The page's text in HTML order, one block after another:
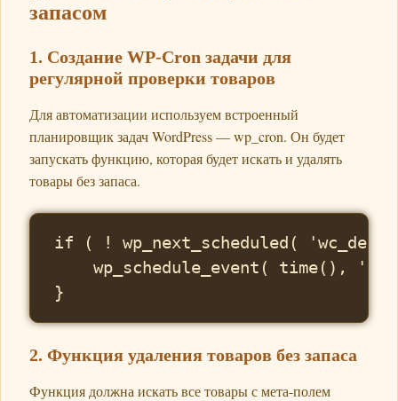
запасом
1. Создание WP-Cron задачи для
регулярной проверки товаров
Для автоматизации используем встроенный
планировщик задач WordPress — wp_cron. Он будет
запускать функцию, которая будет искать и удалять
товары без запаса.
if ( ! wp_next_scheduled(
wp_schedule_event( time(),
2. Функция удаления товаров без запаса
Функция должна искать все товары с мета-полем